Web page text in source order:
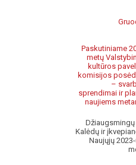
Paskutiniame
metų
kultūros
komisijos
–
sprendimai ir
naujiems
Džiaugsmingų
Kalėdų ir
Naujųjų